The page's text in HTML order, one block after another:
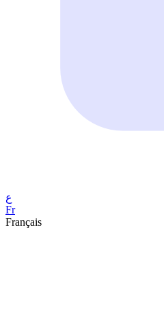
ع
Fr
Français